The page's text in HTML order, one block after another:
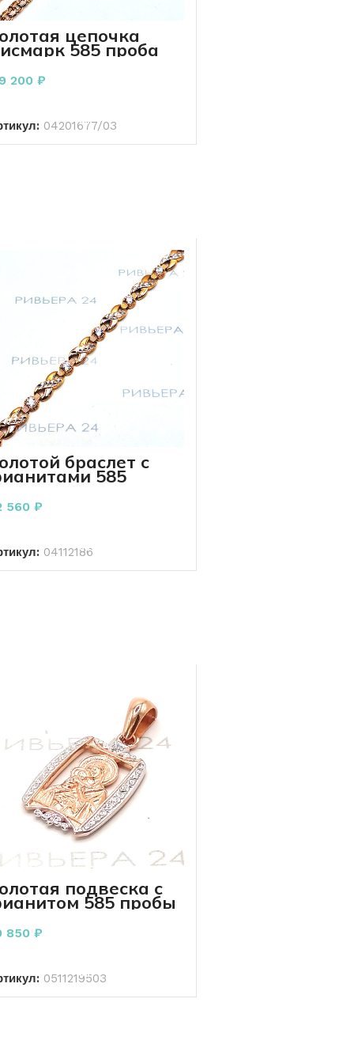
цепочка
585 проба
грамм 50 см
200₽
04201677/03
браслет с
585
6.57 грамм 19
560₽
04112186
подвеска с
585 пробы
грамма
850₽
0511219503